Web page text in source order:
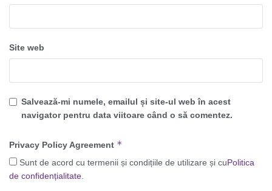
Site web
Salvează-mi numele, emailul și site-ul web în acest
navigator pentru data viitoare când o să comentez.
Privacy Policy Agreement *
Sunt de acord cu termenii și condițiile de utilizare și cuPolitica
de confidențialitate.